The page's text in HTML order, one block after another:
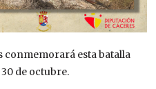
esta batalla
de octubre.